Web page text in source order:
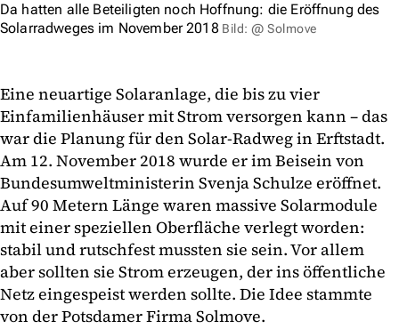
Da hatten alle Beteiligten noch Hoffnung: die Eröffnung des
Solarradweges im November 2018 Bild: @ Solmove
Eine neuartige Solaranlage, die bis zu vier
Einfamilienhäuser mit Strom versorgen kann – das
war die Planung für den Solar-Radweg in Erftstadt.
Am 12. November 2018 wurde er im Beisein von
Bundesumweltministerin Svenja Schulze eröffnet.
Auf 90 Metern Länge waren massive Solarmodule
mit einer speziellen Oberfläche verlegt worden:
stabil und rutschfest mussten sie sein. Vor allem
aber sollten sie Strom erzeugen, der ins öffentliche
Netz eingespeist werden sollte. Die Idee stammte
von der Potsdamer Firma Solmove.